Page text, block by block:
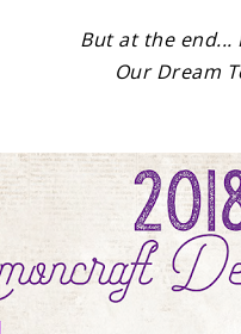
But at the end...
Our Dream